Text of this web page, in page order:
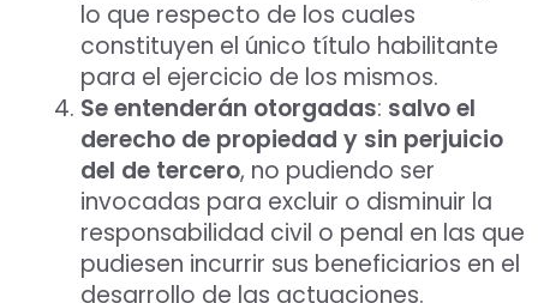
lo que respecto de los cuales
constituyen el único título habilitante
para el ejercicio de los mismos.
Se entenderán otorgadas: salvo el
derecho de propiedad y sin perjuicio
del de tercero, no pudiendo ser
invocadas para excluir o disminuir la
responsabilidad civil o penal en las que
pudiesen incurrir sus beneficiarios en el
desarrollo de las actuaciones.